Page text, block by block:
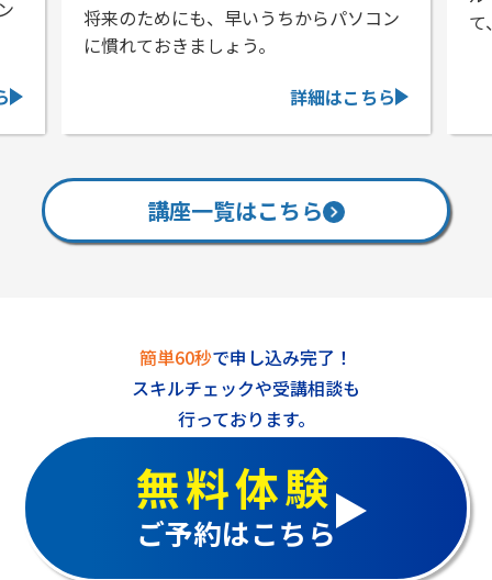
将来のためにも、早いうちからパソコン
に慣れておきましょう。
詳細はこちら
て
講座一覧はこちら
簡単60秒で申し込み完了！
スキルチェックや受講相談も
行っております。
無料体験
ご予約はこちら